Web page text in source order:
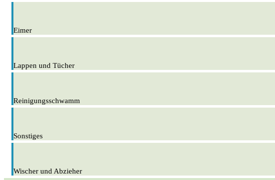
Eimer
Lappen und Tücher
Reinigungsschwamm
Sonstiges
Wischer und Abzieher